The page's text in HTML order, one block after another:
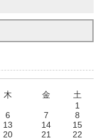
木 金
土
1
6 7
8
13 14
15
20 21
22